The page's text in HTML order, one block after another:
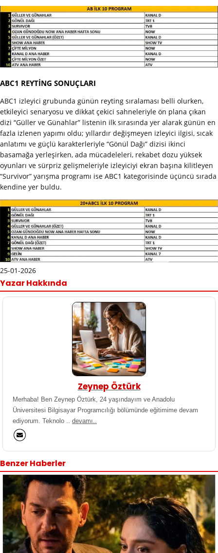
ABC1 REYTİNG SONUÇLARI
ABC1 izleyici grubunda günün reyting sıralaması belli olurken,
etkileyici senaryosu ve dikkat çekici sahneleriyle ön plana çıkan
dizi “Güller ve Günahlar” listenin ilk sırasında yer alarak günün en
fazla izlenen yapımı oldu; yıllardır değişmeyen izleyici ilgisi, sıcak
anlatımı ve güçlü karakterleriyle “Gönül Dağı” dizisi ikinci
basamağa yerleşirken, ada mücadeleleri, rekabet dozu yüksek
oyunları ve sürpriz gelişmeleriyle izleyiciyi ekran başına kilitleyen
“Survivor” yarışma programı ise ABC1 kategorisinde üçüncü sırada
kendine yer buldu.
25-01-2026
Yazar Hakkında
Zeynep Öztürk
Merhaba! Ben Zeynep Öztürk, 24 yaşındayım ve Anadolu
Üniversitesi Bilgisayar Programcılığı bölümünde eğitimime devam
ediyorum. Teknolo .. devamı..
Benzer Haberler